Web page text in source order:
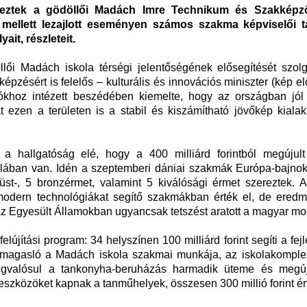
a gödöllői Madách Imre Technikum és
lezajlott eseményen számos szakma képviselői
részleteit.
Madách iskola térségi jelentőségének elősegítését
is felelős – kulturális és innovációs miniszter (kép
intézett beszédében kiemelte, hogy az országban
ezen a területen is a stabil és kiszámítható jövőkép
hallgatóság elé, hogy a 400 milliárd forintból megújult
van. Idén a szeptemberi dániai szakmák Európa-
, 5 bronzérmet, valamint 5 kiválósági érmet szereztek.
technológiákat segítő szakmákban érték el, de
Egyesült Államokban ugyancsak tetszést aratott a magyar
program: 34 helyszínen 100 milliárd forint segíti a
a Madách iskola szakmai munkája, az
a tankonyha-beruházás harmadik üteme és
kapnak a tanműhelyek, összesen 300 millió forint